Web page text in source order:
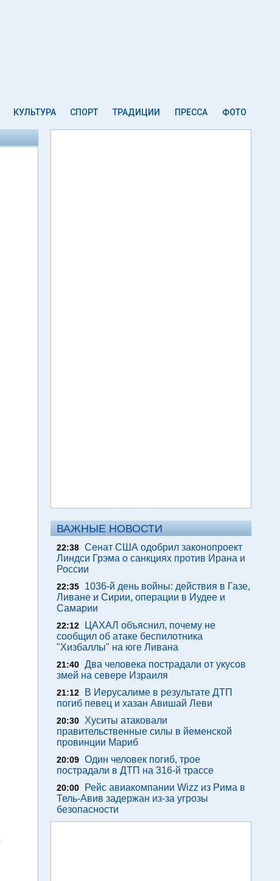
КУЛЬТУРА СПОРТ ТРАДИЦИИ ПРЕССА ФОТО
ВАЖНЫЕ НОВОСТИ
22:38 Сенат США одобрил законопроект
Линдси Грэма о санкциях против Ирана и
России
22:35
1036-й день войны: действия в Газе,
Ливане и Сирии, операции в Иудее и
Самарии
22:12
ЦАХАЛ объяснил, почему не
сообщил об атаке беспилотника
"Хизбаллы" на юге Ливана
21:40 Два человека пострадали от укусов
змей на севере Израиля
21:12
В Иерусалиме в результате ДТП
погиб певец и хазан Авишай Леви
20:30
Хуситы атаковали
правительственные силы в йеменской
провинции Мариб
20:09 Один человек погиб, трое
пострадали в ДТП на 316-й трассе
20:00
Рейс авиакомпании Wizz из Рима в
Тель-Авив задержан из-за угрозы
безопасности